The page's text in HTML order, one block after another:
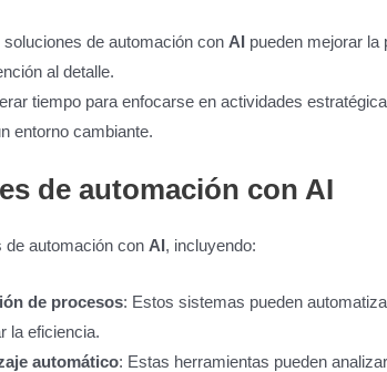
de automación con AI pueden mejorar la
al detalle.
tiempo para enfocarse en actividades
entorno cambiante.
de automación con AI
de automación con AI, incluyendo:
de procesos: Estos sistemas pueden
la eficiencia.
automático: Estas herramientas pueden